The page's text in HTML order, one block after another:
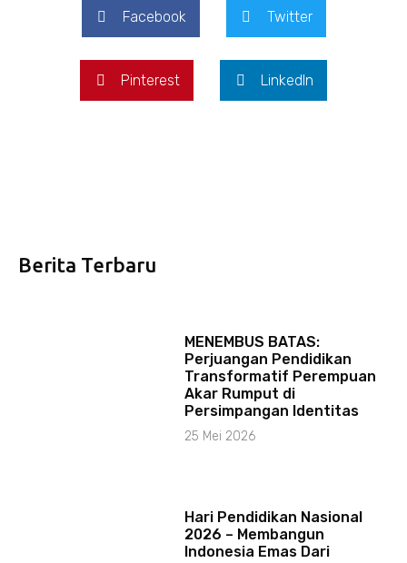
Facebook Twitter
Pinterest LinkedIn
Berita Terbaru
MENEMBUS BATAS:
Perjuangan Pendidikan
Transformatif Perempuan
Akar Rumput di
Persimpangan Identitas
25 Mei 2026
Hari Pendidikan Nasional
2026 – Membangun
Indonesia Emas Dari